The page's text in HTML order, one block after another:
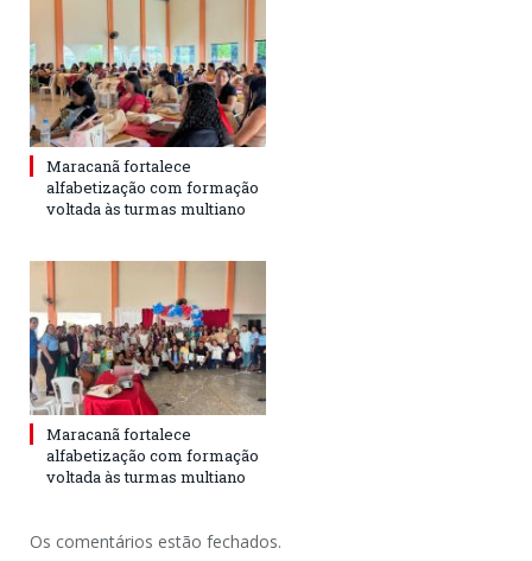
Maracanã fortalece
alfabetização com formação
voltada às turmas multiano
Maracanã fortalece
alfabetização com formação
voltada às turmas multiano
Os comentários estão fechados.